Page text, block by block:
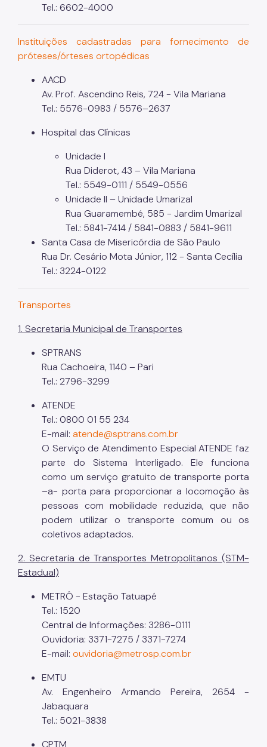
Tel.: 6602-4000
Instituições cadastradas para fornecimento de
próteses/órteses ortopédicas
AACD
Av. Prof. Ascendino Reis, 724 - Vila Mariana
Tel.: 5576-0983 / 5576–2637
Hospital das Clínicas
Unidade I
Rua Diderot, 43 – Vila Mariana
Tel.: 5549-0111 / 5549-0556
Unidade II – Unidade Umarizal
Rua Guaramembé, 585 - Jardim Umarizal
Tel.: 5841-7414 / 5841-0883 / 5841-9611
Santa Casa de Misericórdia de São Paulo
Rua Dr. Cesário Mota Júnior, 112 - Santa Cecília
Tel.: 3224-0122
Transportes
1. Secretaria Municipal de Transportes
SPTRANS
Rua Cachoeira, 1140 – Pari
Tel.: 2796-3299
ATENDE
Tel.: 0800 01 55 234
E-mail: atende@sptrans.com.br
O Serviço de Atendimento Especial ATENDE faz
parte do Sistema Interligado. Ele funciona
como um serviço gratuito de transporte porta
–a- porta para proporcionar a locomoção às
pessoas com mobilidade reduzida, que não
podem utilizar o transporte comum ou os
coletivos adaptados.
2. Secretaria de Transportes Metropolitanos (STM-
Estadual)
METRÔ - Estação Tatuapé
Tel.: 1520
Central de Informações: 3286-0111
Ouvidoria: 3371-7275 / 3371-7274
E-mail: ouvidoria@metrosp.com.br
EMTU
Av. Engenheiro Armando Pereira, 2654 -
Jabaquara
Tel.: 5021-3838
CPTM